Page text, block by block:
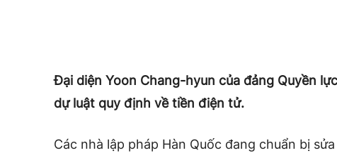
Đại diện Yoon Chang-hyun của đảng Quyền
dự luật quy định về tiền điện tử.
Các nhà lập pháp Hàn Quốc đang chuẩn bị